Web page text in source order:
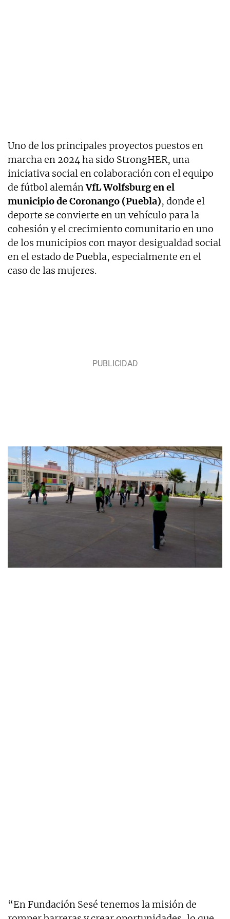
Uno de los principales proyectos puestos en
marcha en 2024 ha sido StrongHER, una
iniciativa social en colaboración con el equipo
de fútbol alemánVfL Wolfsburg en el
municipio de Coronango (Puebla), donde el
deporte se convierte en un vehículo para la
cohesión y el crecimiento comunitario en uno
de los municipios con mayor desigualdad social
en el estado de Puebla, especialmente en el
caso de las mujeres.
“En Fundación Sesé tenemos la misión de